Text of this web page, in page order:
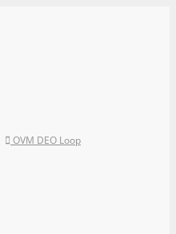
OVM DEO Loop